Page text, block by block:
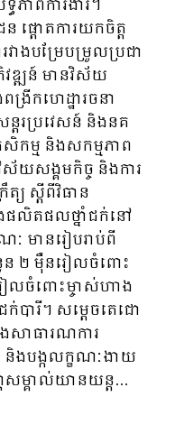
ភាព​ការ​ងារ​។
តោតការយកចិត្ត
ាងបម្រែ​បម្រួល​ប្រជា
វឌ្ឍន៍ មានវិស័យ
ង្រីកហេដ្ឋា​រចនា
ន្តរ​ប្រវេសន៍ និងនគ
កម្ម និងសកម្មភាព
យសង្គមកិច្ច និងការ
យ ស្តីពីវិធាន
ងផលិត​ផល​ថ្នាំជក់នៅ
ណៈ មានរៀបរាប់ពី
ន ២ ម៉ឺនរៀលចំពោះ
ៀល​ចំពោះម្ចាស់ហាង
បារី។ សម្តេចតេជោ
សា​ធារ​ណ​ការ
និងបង្កលក្ខណៈងាយ
ណ​សម្គាល់​យានយន្ត…